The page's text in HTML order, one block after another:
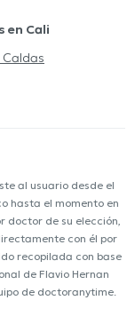
Cali
al usuario desde el
hasta el momento en
doctor de su elección,
con él por
recopilada con base
de Flavio Hernan
de doctoranytime.